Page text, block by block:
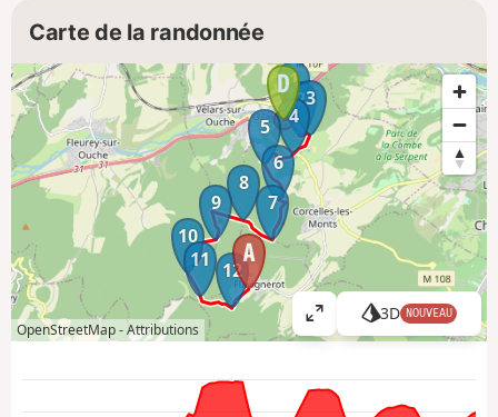
Carte de la randonnée
1
23
4
5
6
7
8
9
10
11
12
OpenStreetMap -Attributions
A
ff
c
3D NOUVEAU